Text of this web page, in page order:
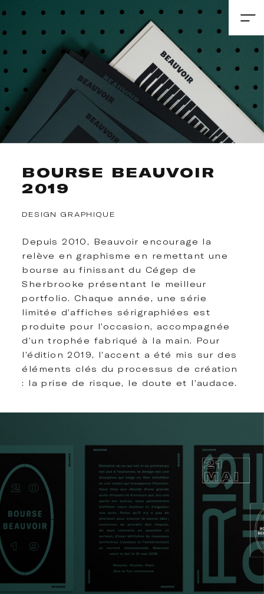
BOURSE BEAUVOIR
2019
DESIGN GRAPHIQUE
Depuis 2010, Beauvoir encourage la
relève en graphisme en remettant une
bourse au finissant du Cégep de
Sherbrooke présentant le meilleur
portfolio. Chaque année, une série
limitée d’affiches sérigraphiées est
produite pour l’occasion, accompagnée
d’un trophée fabriqué à la main. Pour
l’édition 2019, l’accent a été mis sur des
éléments clés du processus de création
: la prise de risque, le doute et l’audace.